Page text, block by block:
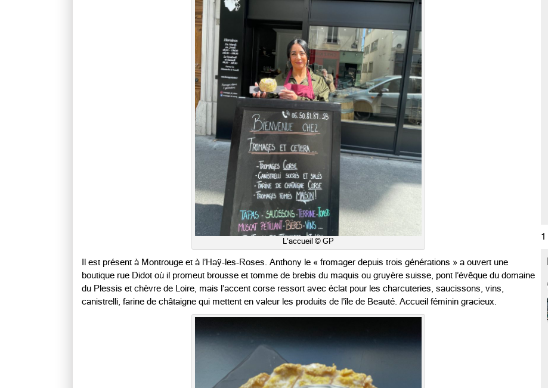
L’accueil © GP
Il est présent à Montrouge et à l’Haÿ-les-Roses. Anthony le « fromager depuis trois générations » a ouvert une
boutique rue Didot où il promeut brousse et tomme de brebis du maquis ou gruyère suisse, pont l’évêque du domaine
du Plessis et chèvre de Loire, mais l’accent corse ressort avec éclat pour les charcuteries, saucissons, vins,
canistrelli, farine de châtaigne qui mettent en valeur les produits de l’île de Beauté. Accueil féminin gracieux.
1